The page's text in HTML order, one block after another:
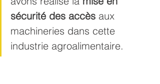
sécurité des accès aux
machineries dans cette
industrie agroalimentaire.